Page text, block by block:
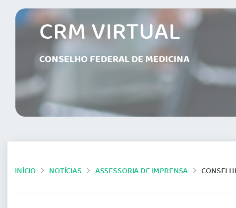
CRM VIRTUAL
CONSELHO FEDERAL DE MEDICINA
INÍCIO NOTÍCIAS ASSESSORIA DE IMPRENSA